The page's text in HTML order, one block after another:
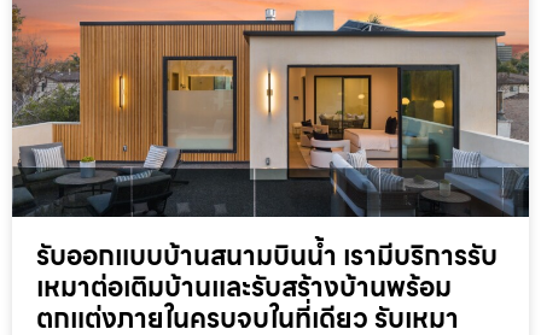
รับออกแบบบ้านสนามบินน้ำ เรามีบริการรับ
เหมาต่อเติมบ้านและรับสร้างบ้านพร้อม
ตกแต่งภายในครบจบในที่เดียว รับเหมา